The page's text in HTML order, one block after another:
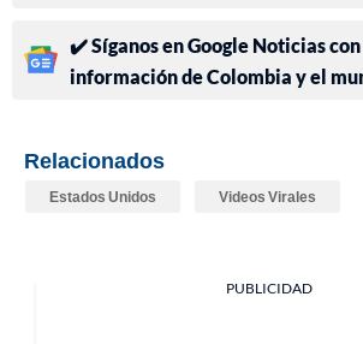
✔️ Síganos en Google Noticias
información de Colombia y el
Relacionados
Estados Unidos Videos Virales
PUBLICIDAD